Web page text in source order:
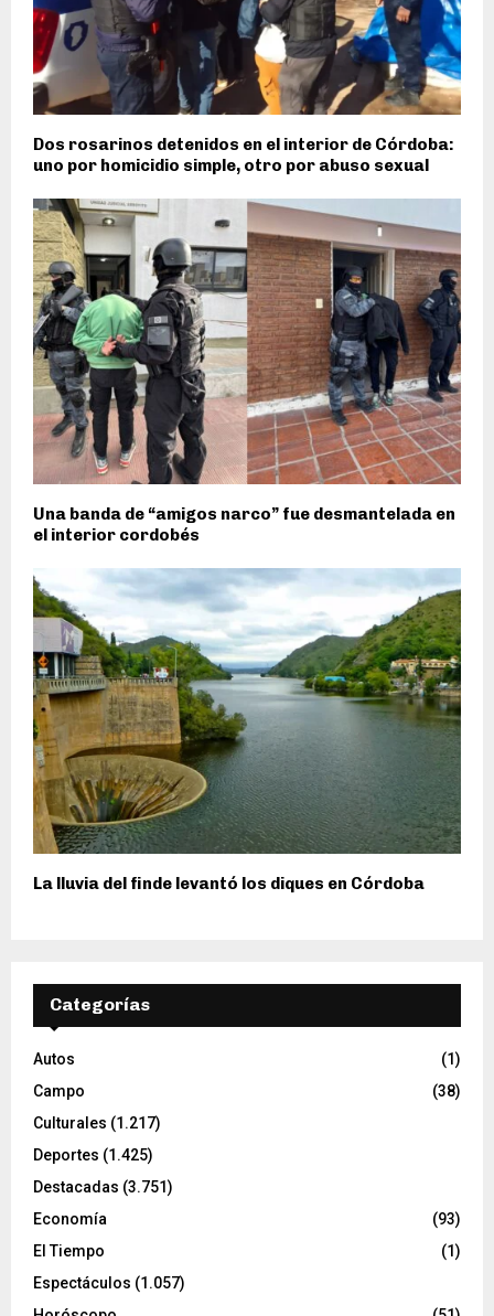
Dos rosarinos detenidos en el interior de Córdoba:
uno por homicidio simple, otro por abuso sexual
Una banda de “amigos narco” fue desmantelada en
el interior cordobés
La lluvia del finde levantó los diques en Córdoba
Categorías
Autos
(1)
Campo
(38)
Culturales (1.217)
Deportes (1.425)
Destacadas (3.751)
Economía
(93)
El Tiempo
(1)
Espectáculos (1.057)